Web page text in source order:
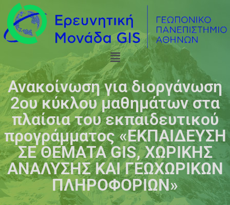
Ανακοίνωση για διοργάνωση
2ου κύκλου μαθημάτων στα
πλαίσια του εκπαιδευτικού
προγράμματος «ΕΚΠΑΙΔΕΥΣΗ
ΣΕ ΘΕΜΑΤΑ GIS, ΧΩΡΙΚΗΣ
ΑΝΑΛΥΣΗΣ ΚΑΙ ΓΕΩΧΩΡΙΚΩΝ
ΠΛΗΡΟΦΟΡΙΩΝ»